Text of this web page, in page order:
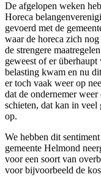
De afgelopen weken
Horeca
gevoerd met de
waar de horeca zich
de strengere
geweest of er
belasting kwam en nu
er toch vaak weer op
dat de ondernemer
schieten, dat kan in
op.
We hebben dit
gemeente Helmond
voor een soort van
voor bijvoorbeeld de